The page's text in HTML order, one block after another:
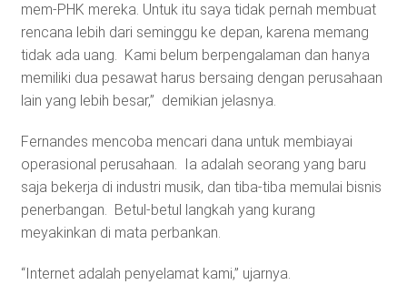
mem-PHK mereka. Untuk itu saya tidak pernah membuat
rencana lebih dari seminggu ke depan, karena memang
tidak ada uang. Kami belum berpengalaman dan hanya
memiliki dua pesawat harus bersaing dengan perusahaan
lain yang lebih besar,” demikian jelasnya.
Fernandes mencoba mencari dana untuk membiayai
operasional perusahaan. Ia adalah seorang yang baru
saja bekerja di industri musik, dan tiba-tiba memulai bisnis
penerbangan. Betul-betul langkah yang kurang
meyakinkan di mata perbankan.
“Internet adalah penyelamat kami,” ujarnya.